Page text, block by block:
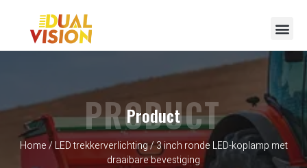
Product
Home/ LED trekkerverlichting/ 3 inch ronde LED-koplamp met
draaibare bevestiging
PRODUCT